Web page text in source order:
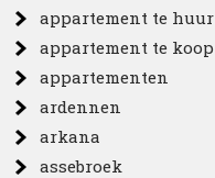
appartement te huur
appartement te koop
appartementen
ardennen
arkana
assebroek